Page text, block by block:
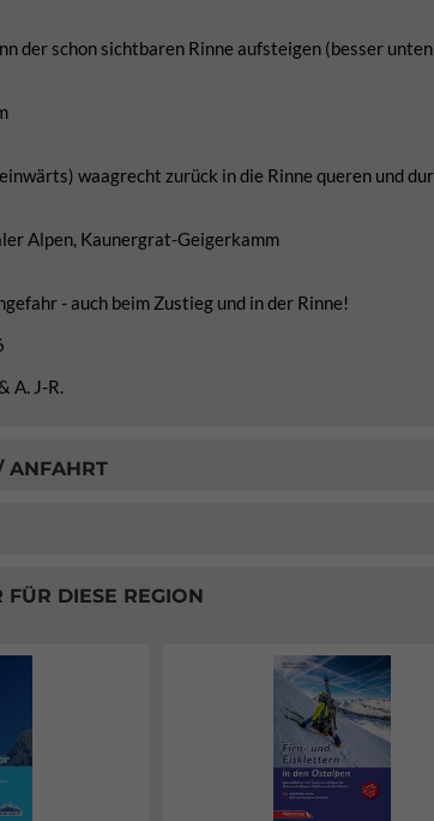
der schon sichtbaren Rinne aufsteigen (besser
waagrecht zurück in die Rinne queren und
Alpen, Kaunergrat-Geigerkamm
- auch beim Zustieg und in der Rinne!
A. J-R.
ANFAHRT
FÜR DIESE REGION